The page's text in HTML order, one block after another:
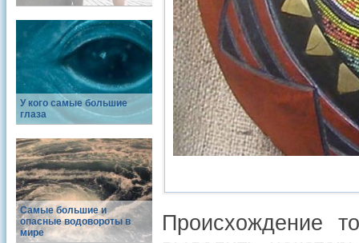
У кого самые большие
глаза
Самые большие и
опасные водовороты в
мире
Происхождение